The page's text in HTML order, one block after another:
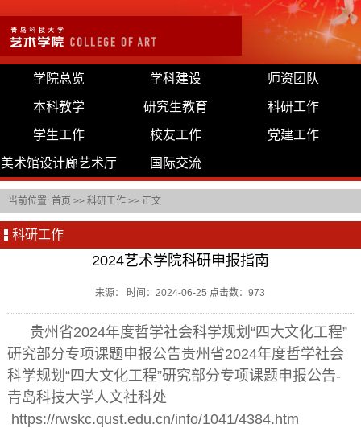
学院总览 学科建设 师资团队
本科教学 研究生教育 科研工作
学生工作 校友工作 党建工作
美术馆设计廊艺术厅 国际交流
当前位置: 首页 >> 科研工作 >> 正文
科研工作
2024艺术学院科研申报指南
来源： 时间：2024-06-25 点击数：973
贵州省2024年度哲学社会科学规划“四大文化工程”
研究部分专项课题申报公告贵州省2024年度哲学社会
科学规划“四大文化工程”研究部分专项课题申报公告-
青岛科技大学人文社科处
https://rwskc.qust.edu.cn/info/1041/4384.htm